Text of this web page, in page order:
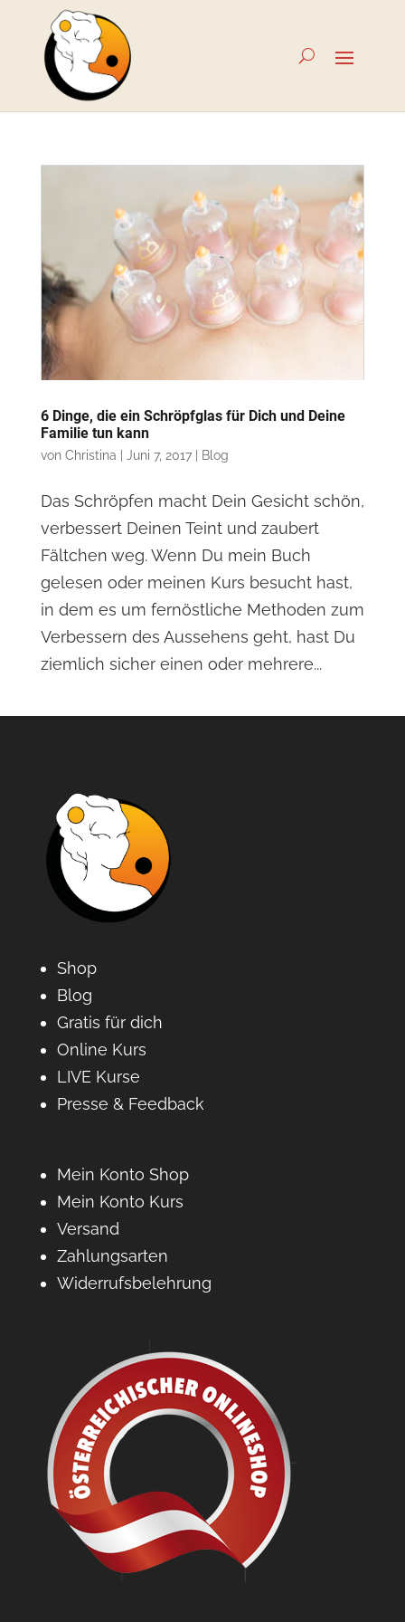
6 Dinge, die ein Schröpfglas für Dich und Deine
Familie tun kann
von Christina Juni 7, 2017| Blog
Das Schröpfen macht Dein Gesicht schön,
verbessert Deinen Teint und zaubert
Fältchen weg. Wenn Du mein Buch
gelesen oder meinen Kurs besucht hast,
in dem es um fernöstliche Methoden zum
Verbessern des Aussehens geht, hast Du
ziemlich sicher einen oder mehrere...
Shop
Blog
Gratis für dich
Online Kurs
LIVE Kurse
Presse & Feedback
Mein Konto Shop
Mein Konto Kurs
Versand
Zahlungsarten
Widerrufsbelehrung